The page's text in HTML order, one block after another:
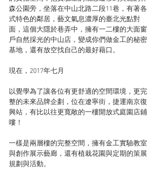
森公園旁，坐落在中山北路二段11巷，有著各
式特色的鄰居，藝文氣息濃厚的臺北光點對
面，這個大隱於巷弄中，擁有一二樓的大面窗
戶自然採光的中山店，變成你們做金工的秘密
基地，還有放空找自己的最好藉口。
現在，2017年七月
以覺學為了讓各位有更舒適的空間環境，更完
整的未來品牌企劃，位在遼寧街，捷運南京復
興站，有比以往更寬敞的一樓開放式庭園店鋪
嘍！
一樣是兩層樓的完整空間，擁有金工實驗教室
與創作展示藝廊，還有植栽花園與定期的策展
規劃與活動。